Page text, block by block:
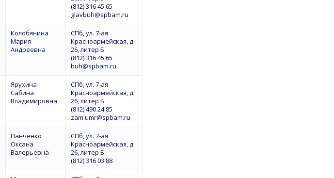
(812) 316 45 65
glavbuh@spbam.ru
Колобянина
Мария
Андреевна
СПб, ул. 7-ая
Красноармейская, д.
26, литер Б
(812) 316 45 65
buh@spbam.ru
Ярухина
Сабина
Владимировна
СПб, ул. 7-ая
Красноармейская, д.
26, литер Б
(812) 490 24 85
zam.umr@spbam.ru
Панченко
Оксана
Валерьевна
СПб, ул. 7-ая
Красноармейская, д.
26, литер Б
(812) 316 03 88